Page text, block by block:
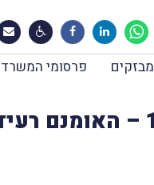
מבזקים פרסומי המשרד